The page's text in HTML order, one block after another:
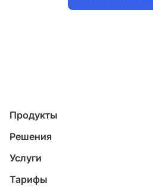
Продукты
Управление клиентами (CRM)
Проекты
Финансы
Решения
ИТ-компании
Строительные компании
Услуги
Внедрение системы
Тарифы